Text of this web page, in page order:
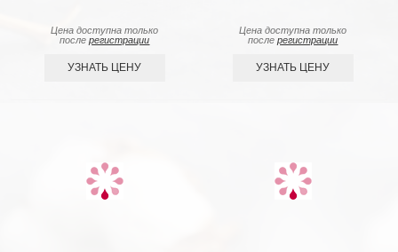
Цена доступна только
послерегистрации
УЗНАТЬ ЦЕНУ
Цена доступна только
послерегистрации
УЗНАТЬ ЦЕНУ